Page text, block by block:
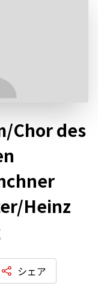
Chor des
Heinz
シェア